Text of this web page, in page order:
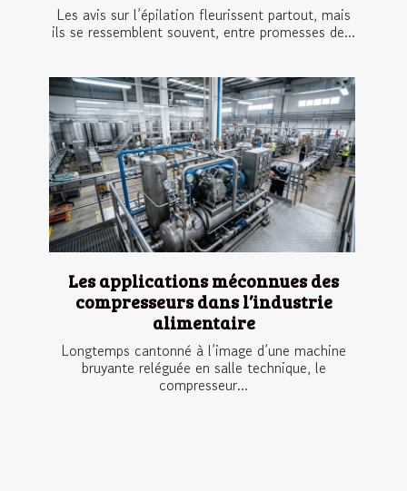
Les avis sur l’épilation fleurissent partout, mais
ils se ressemblent souvent, entre promesses de...
Les applications méconnues des
compresseurs dans l’industrie
alimentaire
Longtemps cantonné à l’image d’une machine
bruyante reléguée en salle technique, le
compresseur...